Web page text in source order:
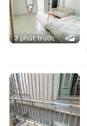
3 phút trước 4